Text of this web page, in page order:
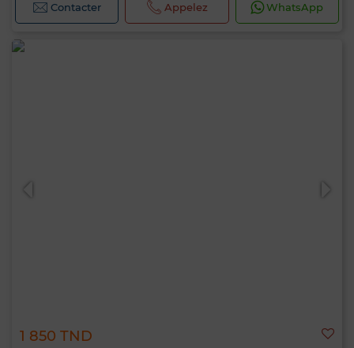
Contacter Appelez WhatsApp
1 850 TND